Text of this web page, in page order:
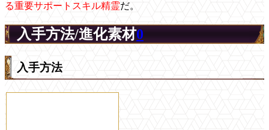
る重要サポートスキル精霊だ。
入手方法/進化素材0
入手方法